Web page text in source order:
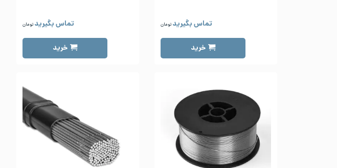
تماس بگیرید تومان
خرید
تماس بگیرید تومان
خرید